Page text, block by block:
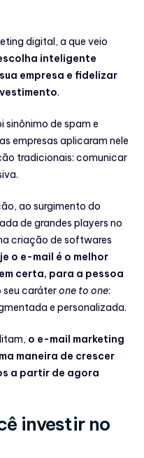
digital, a que veio
inteligente
empresa e fidelizar
.
de spam e
empresas aplicaram nele
tradicionais: comunicar
ao surgimento do
de grandes players no
criação de softwares
o e-mail é o melhor
certa, para a pessoa
seu caráterone to one:
e personalizada.
o e-mail marketing
maneira de crescer
a partir de agora
investir no